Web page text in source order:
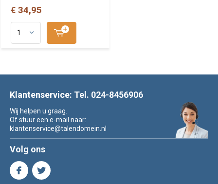
€ 34,95
Klantenservice: Tel. 024-8456906
Wij helpen u graag.
Of stuur een e-mail naar:
klantenservice@talendomein.nl
Volg ons